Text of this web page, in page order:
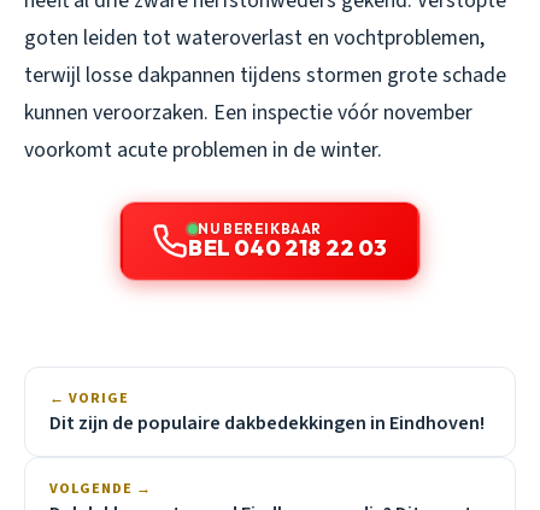
goten leiden tot wateroverlast en vochtproblemen,
terwijl losse dakpannen tijdens stormen grote schade
kunnen veroorzaken. Een inspectie vóór november
voorkomt acute problemen in de winter.
NU BEREIKBAAR
BEL 040 218 22 03
← VORIGE
Dit zijn de populaire dakbedekkingen in Eindhoven!
VOLGENDE →